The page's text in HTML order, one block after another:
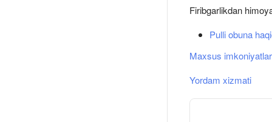
Firibgarlikdan
Pulli obuna
Maxsus imkoniyatlar
Yordam xizmati